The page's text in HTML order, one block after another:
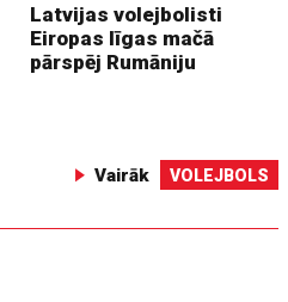
Latvijas volejbolisti
Eiropas līgas mačā
pārspēj Rumāniju
Vairāk VOLEJBOLS